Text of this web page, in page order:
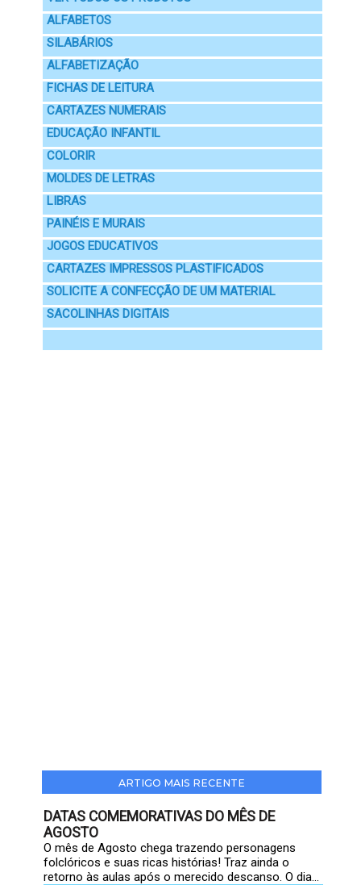
ALFABETOS
SILABÁRIOS
ALFABETIZAÇÃO
FICHAS DE LEITURA
CARTAZES NUMERAIS
EDUCAÇÃO INFANTIL
COLORIR
MOLDES DE LETRAS
LIBRAS
PAINÉIS E MURAIS
JOGOS EDUCATIVOS
CARTAZES IMPRESSOS PLASTIFICADOS
SOLICITE A CONFECÇÃO DE UM MATERIAL
SACOLINHAS DIGITAIS
ARTIGO MAIS RECENTE
DATAS COMEMORATIVAS DO MÊS DE
AGOSTO
O mês de Agosto chega trazendo personagens
folclóricos e suas ricas histórias! Traz ainda o
retorno às aulas após o merecido descanso. O dia...